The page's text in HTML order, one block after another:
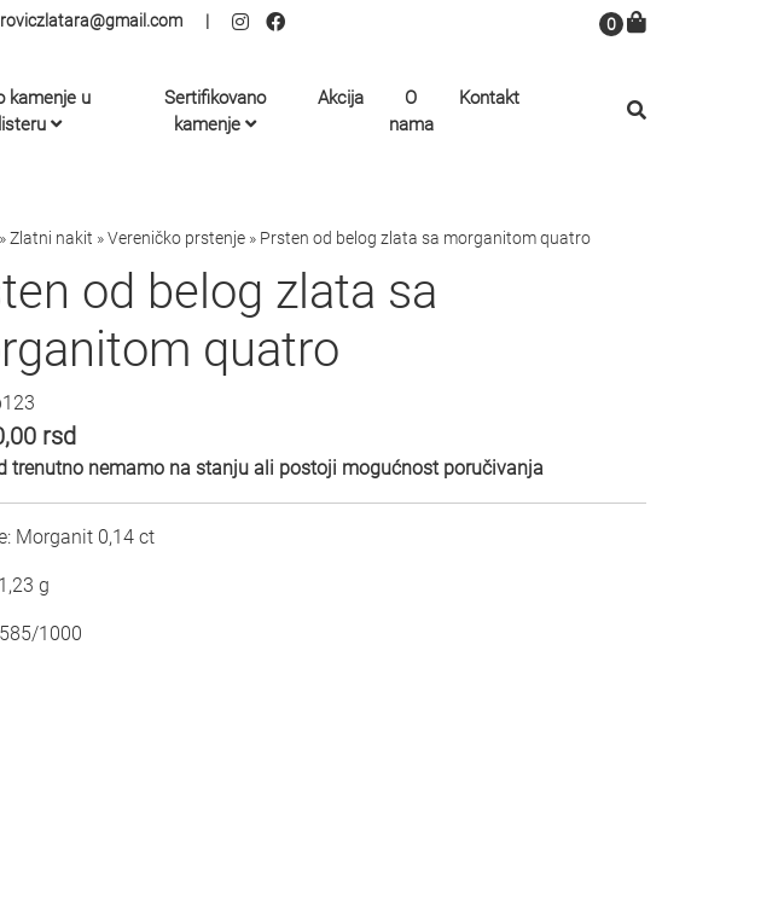
| 0
kamenje u
Sertifikovano
kamenje
Akcija
O
nama
Kontakt
»Zlatni nakit »Vereničko prstenje » Prsten od belog zlata sa morganitom quatro
od belog zlata sa
quatro
rsd
trenutno nemamo na stanju ali postoji mogućnost poručivanja
Morganit 0,14 ct
g
1000